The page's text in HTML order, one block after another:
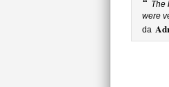
“ The
were
da